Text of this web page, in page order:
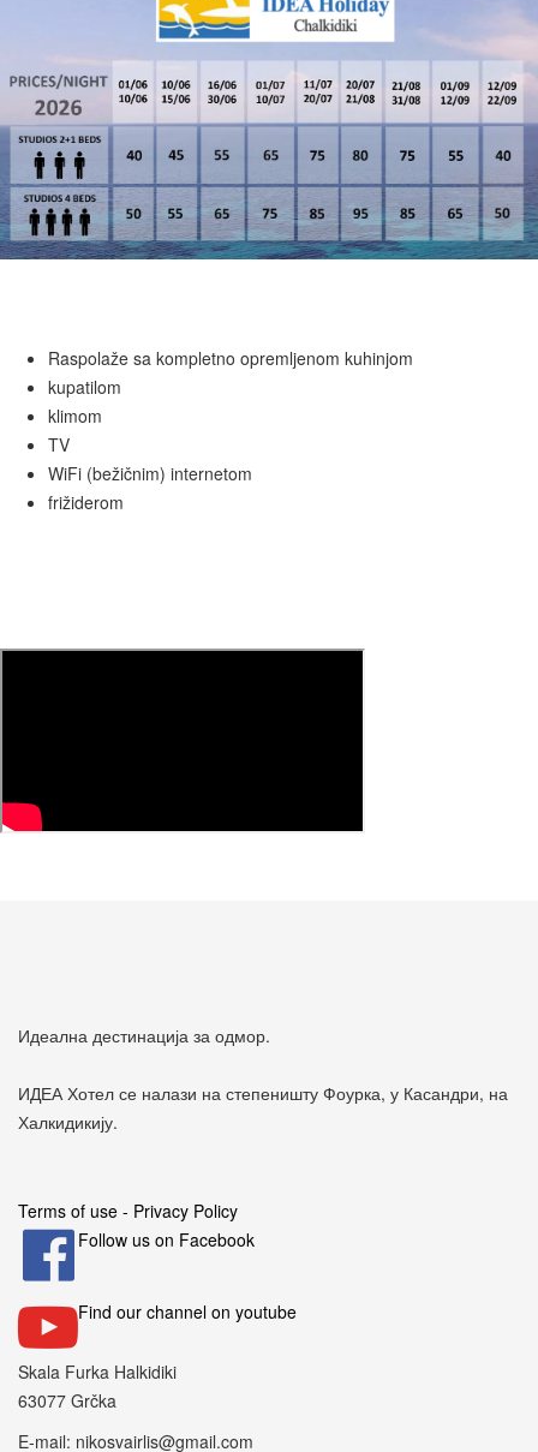
Raspolaže sa kompletno opremljenom kuhinjom
kupatilom
klimom
TV
WiFi (bežičnim) internetom
frižiderom
Идеална дестинација за одмор.
ИДЕА Хотел се налази на степеништу Фоурка, у Касандри, на
Халкидикију.
Terms of use - Privacy Policy
Follow us on Facebook
Find our channel on youtube
Skala Furka Halkidiki
63077 Grčka
E-mail: nikosvairlis@gmail.com